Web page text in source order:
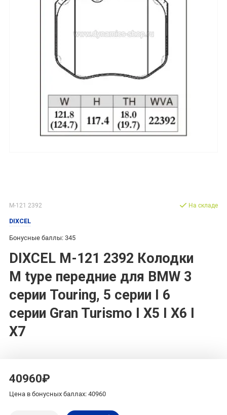
M-121 2392
DIXCEL
Бонусные баллы: 345
DIXCEL M-121 2392 Колодки
M type передние для BMW 3
серии Touring, 5 серии I 6
серии Gran Turismo I X5 I X6 I
X7
На складе
40960₽
Цена в бонусных баллах: 40960